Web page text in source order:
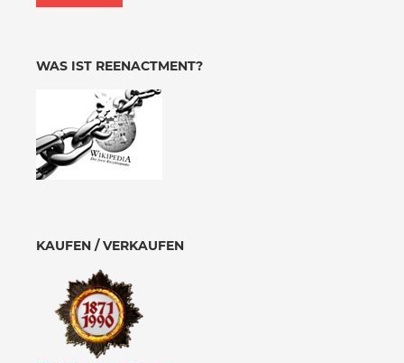
WAS IST REENACTMENT?
KAUFEN / VERKAUFEN